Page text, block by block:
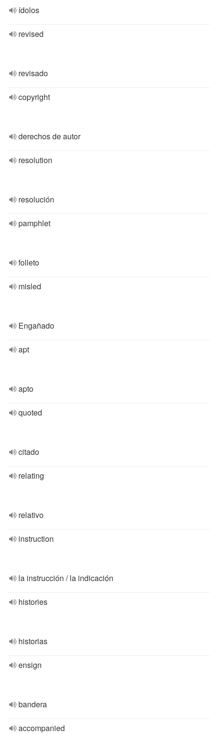
ídolos
revised
revisado
copyright
derechos de autor
resolution
resolución
pamphlet
folleto
misled
Engañado
apt
apto
quoted
citado
relating
relativo
instruction
la instrucción / la indicación
histories
historias
ensign
bandera
accompanied